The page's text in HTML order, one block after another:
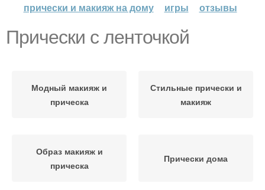
прически и макияж на дому
игры отзывы
Прически с ленточкой
Модный макияж и
прическа
Стильные прически и
макияж
Образ макияж и
прическа
Прически дома